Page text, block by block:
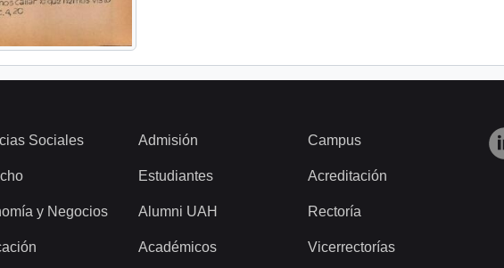
Sociales
y Negocios
Admisión
Estudiantes
Alumni UAH
Académicos
Campus
Acreditación
Rectoría
Vicerrectorías